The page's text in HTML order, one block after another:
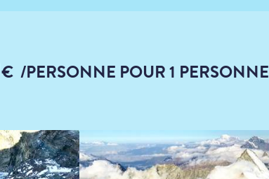
€ /PERSONNE POUR 1 PERSONNE